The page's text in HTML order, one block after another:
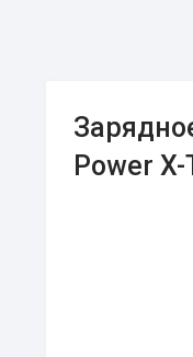
Power